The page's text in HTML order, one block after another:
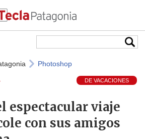
Photoshop
DE VACACIONES
espectacular viaje
con sus amigos